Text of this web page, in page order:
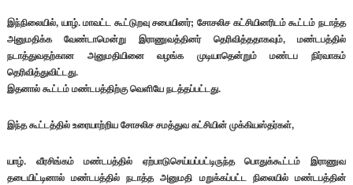
இந்நிலையில், யாழ். மாவட்ட கூட்டுறவு சபையினர்; சோசலிச கட்சியினரிடம் கூட்டம் நடாத்த
அனுமதிக்க வேண்டாமென்று இராணுவத்தினர் தெரிவித்ததாகவும், மண்டபத்தில்
நடாத்துவதற்கான அனுமதியினை வழங்க முடியாதென்றும் மண்டப நிர்வாகம்
தெரிவித்துவிட்டது.
இதனால் கூட்டம் மண்டபத்திற்கு வெளியே நடத்தப்பட்டது.
இந்த கூட்டத்தில் உரையாற்றிய சோசலிச சமத்துவ கட்சியின் முக்கியஸ்தர்கள்,
யாழ். வீரசிங்கம் மண்டபத்தில் ஏற்பாடுசெய்யப்பட்டிருந்த பொதுக்கூட்டம் இராணுவ
தடையிட்டினால் மண்டபத்தில் நடாத்த அனுமதி மறுக்கப்பட்ட நிலையில் மண்டபத்தின்